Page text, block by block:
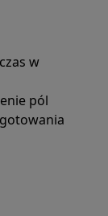
w
pól